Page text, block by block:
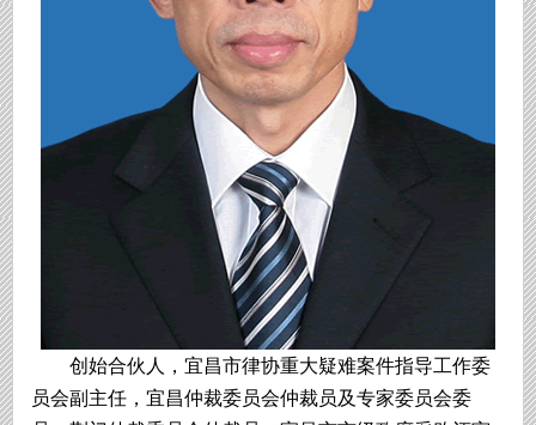
创始合伙人，宜昌市律协重大疑难案件指导工作委
员会副主任，宜昌仲裁委员会仲裁员及专家委员会委